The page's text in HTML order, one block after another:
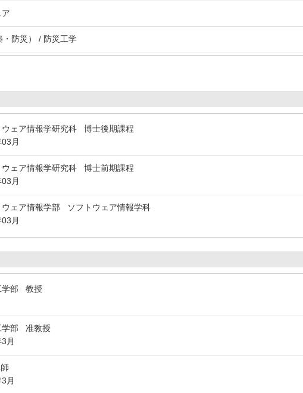
防災） / 防災工学
ェア情報学研究科 博士後期課程
月
ェア情報学研究科 博士前期課程
月
ェア情報学部 ソフトウェア情報学科
月
学部 教授
学部 准教授
月
月